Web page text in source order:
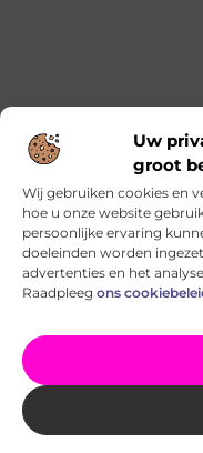
Weer in Deventer:
Voor veel mensen is
levensbelang.
invloeden van het